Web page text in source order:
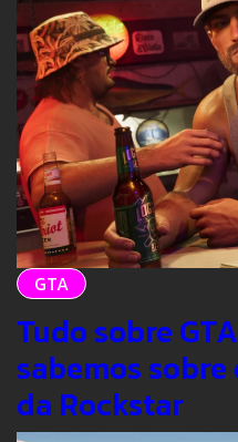
GTA
Tudo sobre
sabemos
da Rockstar